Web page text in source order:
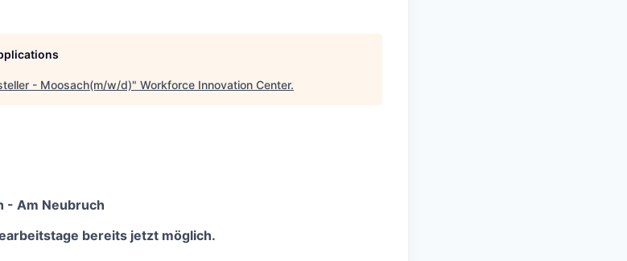
- Moosach(m/w/d)" Workforce Innovation Center.
- Am Neubruch
bereits jetzt möglich.